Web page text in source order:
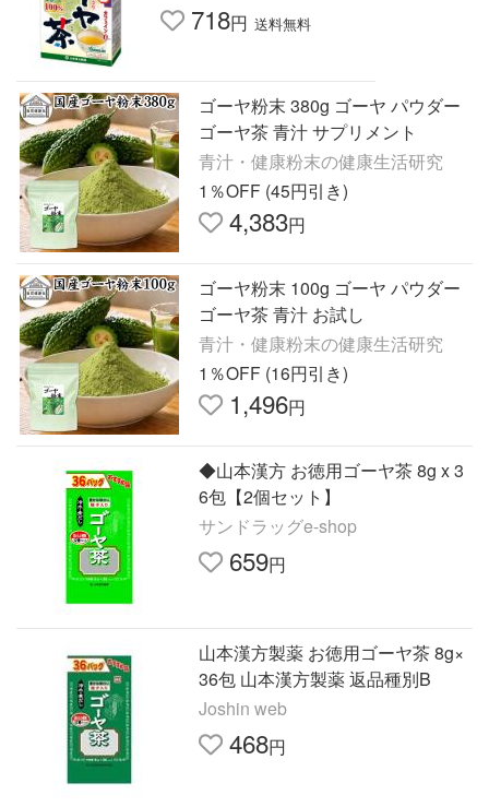
718円 送料無料
ゴーヤ粉末 380g ゴーヤ パウダー
ゴーヤ茶 青汁 サプリメント
青汁・健康粉末の健康生活研究
1％OFF (45円引き)
4,383円
ゴーヤ粉末 100g ゴーヤ パウダー
ゴーヤ茶 青汁 お試し
青汁・健康粉末の健康生活研究
1％OFF (16円引き)
1,496円
◆山本漢方 お徳用ゴーヤ茶 8g x 3
6包【2個セット】
サンドラッグe-shop
659円
山本漢方製薬 お徳用ゴーヤ茶 8g×
36包 山本漢方製薬 返品種別B
Joshin web
468円